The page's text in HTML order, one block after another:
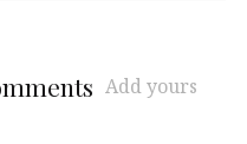
Add yours